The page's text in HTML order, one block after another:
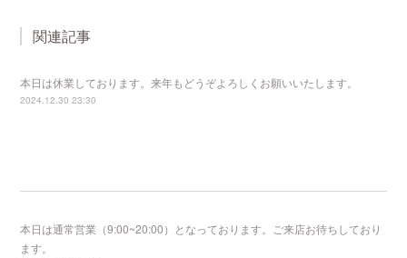
関連記事
本日は休業しております。来年もどうぞよろしくお願いいたします。
2024.12.30 23:30
本日は通常営業（9:00~20:00）となっております。ご来店お待ちしており
ます。